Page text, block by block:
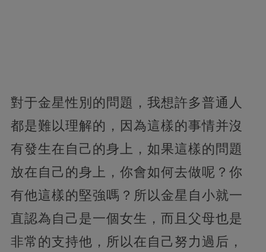
對于金星性別的問題，我想許多普通人
都是難以理解的，因為這樣的事情并沒
有發生在自己的身上，如果這樣的問題
放在自己的身上，你會如何去做呢？你
有他這樣的堅強嗎？所以金星自小就一
直認為自己是一個女生，而且父母也是
非常的支持他，所以在自己努力過后，